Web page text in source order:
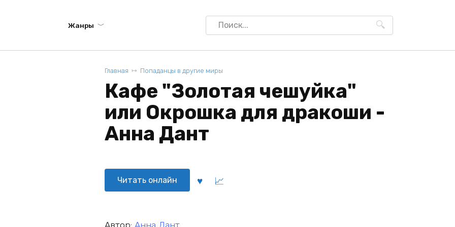
Жанры
Search
for:
Главная Попаданцы в другие миры
Кафе "Золотая чешуйка"
или Окрошка для дракоши -
Анна Дант
Читать онлайн
Автор: Анна Дант